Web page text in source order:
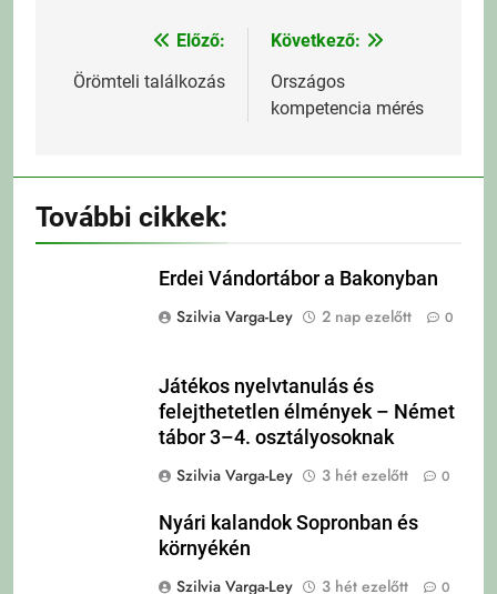
Bejegyzés
navigáció
Előző:
Örömteli találkozás
Következő:
Országos
kompetencia mérés
További cikkek:
Erdei Vándortábor a Bakonyban
Szilvia Varga-Ley
2 nap ezelőtt 0
Játékos nyelvtanulás és
felejthetetlen élmények – Német
tábor 3–4. osztályosoknak
Szilvia Varga-Ley
3 hét ezelőtt 0
Nyári kalandok Sopronban és
környékén
Szilvia Varga-Ley
3 hét ezelőtt 0